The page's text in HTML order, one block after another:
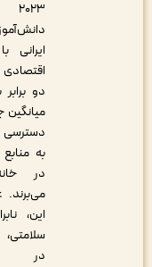
دانش‌آموزان
ایرانی با شرایط
اقتصادی ضعیف
دو برابر بیشتر از
میانگین جهانی از
دسترسی نداشتن
به منابع یادگیری
در خانه رنج
می‌برند. علاوه بر
این، نابرابری در
سلامتی، به‌ویژه
در کودکان